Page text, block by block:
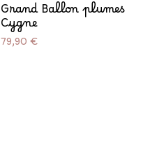
Grand Ballon plumes
Cygne
Prix
79,90 €